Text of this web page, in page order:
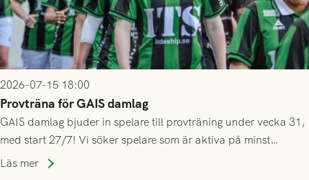
2026-07-15 18:00
Provträna för GAIS damlag
GAIS damlag bjuder in spelare till provträning under vecka 31,
med start 27/7! Vi söker spelare som är aktiva på minst
division 3-nivå.
Läs mer